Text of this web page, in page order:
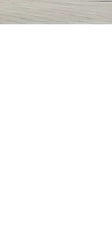
Xsur Facebook
fenêtre